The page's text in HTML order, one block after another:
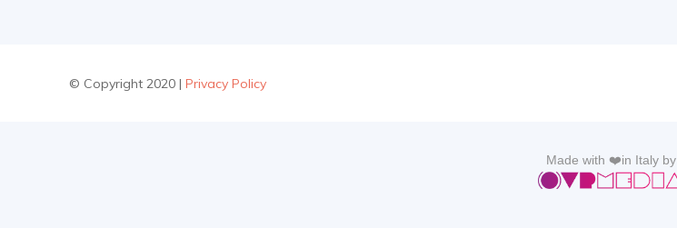
© Copyright 2020 | Privacy Policy
Made with ❤️in Italy by